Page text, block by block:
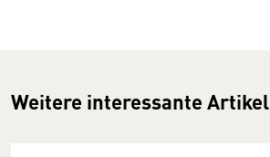
Weitere interessante Artikel